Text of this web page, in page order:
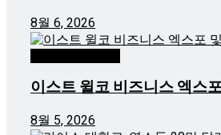
8월 6, 2026
이스트 윌코 비즈니스 엑스
8월 5, 2026